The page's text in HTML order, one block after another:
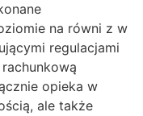
na równi z w
regulacjami
opieka w
ale także